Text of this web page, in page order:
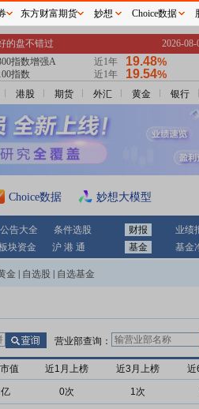
港股 期货 外汇 黄金 银行
Choice数据 妙想大模型
公告大全 条件选股 财报 业绩
块资金 沪 港 通 基金 基金
金 自选股 自选基金
营业部查询：
值 近1月上榜 近3月上榜 近
0次 1次
东方财富期货 妙想 Choice数据